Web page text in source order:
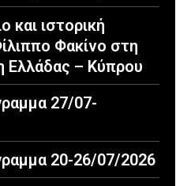
και ιστορική
Φακίνο στη
Ελλάδας – Κύπρου
27/07-
20-26/07/2026